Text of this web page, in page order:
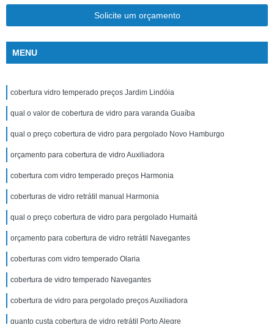
Solicite um orçamento
MENU
cobertura vidro temperado preços Jardim Lindóia
qual o valor de cobertura de vidro para varanda Guaíba
qual o preço cobertura de vidro para pergolado Novo Hamburgo
orçamento para cobertura de vidro Auxiliadora
cobertura com vidro temperado preços Harmonia
coberturas de vidro retrátil manual Harmonia
qual o preço cobertura de vidro para pergolado Humaitá
orçamento para cobertura de vidro retrátil Navegantes
coberturas com vidro temperado Olaria
cobertura de vidro temperado Navegantes
cobertura de vidro para pergolado preços Auxiliadora
quanto custa cobertura de vidro retrátil Porto Alegre